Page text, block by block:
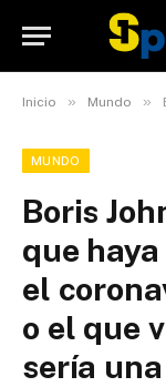
Inicio » Mundo »
MUNDO
Boris
que
el
o el que
sería